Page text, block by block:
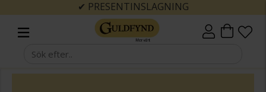
✔ PRESENTINSLAGNING